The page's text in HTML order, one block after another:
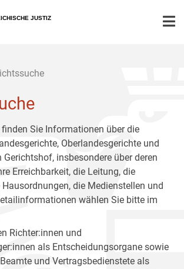
JUSTIZ
finden Sie Informationen über die
Oberlandesgerichte und
Gerichtshof, insbesondere über deren
Erreichbarkeit, die Leitung, die
die Medienstellen und
wählen Sie bitte im
Richter:innen und
als Entscheidungsorgane sowie
und Vertragsbedienstete als